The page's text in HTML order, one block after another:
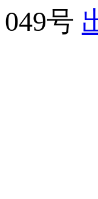
049号